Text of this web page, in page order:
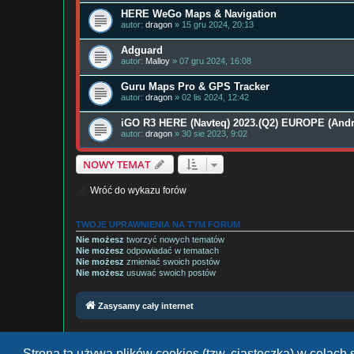
HERE WeGo Maps & Navigation
autor: dragon » 15 gru 2024, 20:13
Adguard
autor: Malloy » 07 gru 2024, 16:08
Guru Maps Pro & GPS Tracker
autor: dragon » 02 lis 2024, 12:42
iGO R3 HERE (Navteq) 2023.(Q2) EUROPE
autor: dragon » 30 sie 2023, 9:02
NOWY TEMAT
Wróć do wykazu forów
TWOJE UPRAWNIENIA NA TYM FORUM
Nie możesz tworzyć nowych tematów
Nie możesz odpowiadać w tematach
Nie możesz zmieniać swoich postów
Nie możesz usuwać swoich postów
Zasysamy cały internet